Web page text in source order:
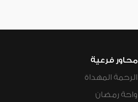
محاور فرعية
الرحمة المهداة
واحة رمضان